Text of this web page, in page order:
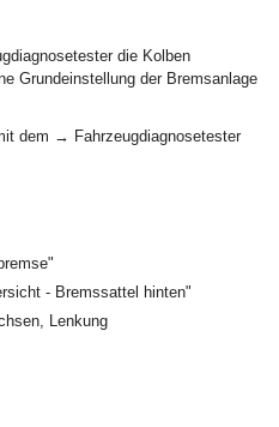
die Kolben
Grundeinstellung der Bremsanlage
dem → Fahrzeugdiagnosetester
- Bremssattel hinten"
Lenkung